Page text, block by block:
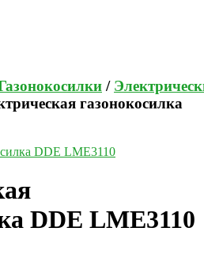
/
газонокосилка
DDE LME3110